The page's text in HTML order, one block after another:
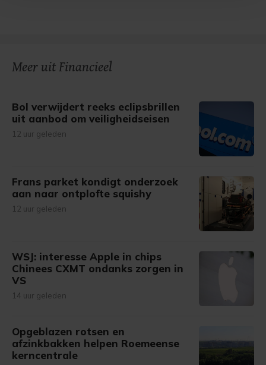
Meer uit Financieel
Bol verwijdert reeks eclipsbrillen
uit aanbod om veiligheidseisen
12 uur geleden
Frans parket kondigt onderzoek
aan naar ontplofte squishy
12 uur geleden
WSJ: interesse Apple in chips
Chinees CXMT ondanks zorgen in
VS
14 uur geleden
Opgeblazen rotsen en
afzinkbakken helpen Roemeense
kerncentrale